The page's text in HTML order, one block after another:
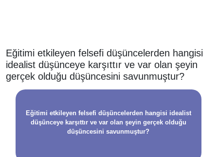
Eğitimi etkileyen felsefi düşüncelerden hangisi
idealist düşünceye karşıttır ve var olan şeyin
gerçek olduğu düşüncesini savunmuştur?
Eğitimi etkileyen felsefi düşüncelerden hangisi idealist
düşünceye karşıttır ve var olan şeyin gerçek olduğu
düşüncesini savunmuştur?